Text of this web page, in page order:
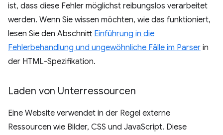
ist, dass diese Fehler möglichst reibungslos verarbeitet
werden. Wenn Sie wissen möchten, wie das funktioniert,
lesen Sie den Abschnitt Einführung in die
Fehlerbehandlung und ungewöhnliche Fälle im Parser in
der HTML-Spezifikation.
Laden von Unterressourcen
Eine Website verwendet in der Regel externe
Ressourcen wie Bilder, CSS und JavaScript. Diese